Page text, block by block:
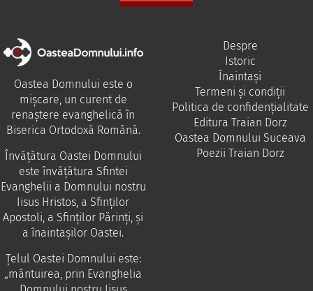
Oastea Domnului este o
mișcare, un curent de
renaștere evanghelică în
Biserica Ortodoxă Română.
Învăţătura Oastei Domnului
este învăţătura Sfintei
Evanghelii a Domnului nostru
Iisus Hristos, a Sfinţilor
Apostoli, a Sfinţilor Părinţi, şi
a înaintaşilor Oastei.
Ţelul Oastei Domnului este:
„mântuirea, prin Evanghelia
Despre
Istoric
Înaintași
Termeni și condiții
Politica de confidențialitate
Editura Traian Dorz
Oastea Domnului Suceava
Poezii Traian Dorz